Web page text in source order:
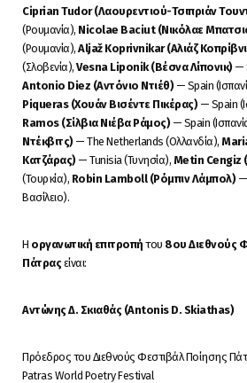
Ciprian Tudor (Λαουρεντιού-Τσιπριάν
(Ρουμανία), Nicolae Baciut (Νικόλαε
(Ρουμανία), Aljaž Koprivnikar (Αλιάζ
(Σλοβενία), Vesna Liponik (Βέσνα Λίπονικ) —
Antonio Diez (Αντόνιο Ντιέθ) — Spain
Piqueras (Χουάν Βισέντε Πικέρας) — Spain
Ramos (Σίλβια Νιέβα Ράμος) — Spain
Ντέκβιτς) — The Netherlands (Ολλανδία),
Κατζάρας) — Tunisia (Τυνησία), Metin Cengiz
(Τουρκία), Robin Lamboll (Ρόμπιν Λάμπολ) —
Βασίλειο).
Η οργανωτική επιτροπή του 8oυ Διεθνούς
Πάτραςείναι:
Αντώνης Δ. Σκιαθάς (Antonis D. Skiathas)
Πρόεδρος του Διεθνούς Φεστιβάλ Ποίησης
Patras World Poetry Festival